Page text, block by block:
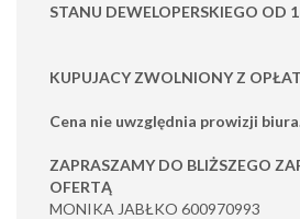
STANU DEWELOPERSKIEGO OD
KUPUJACY ZWOLNIONY Z
Cena nie uwzględnia prowizji
ZAPRASZAMY DO BLIŻSZEGO
OFERTĄ
MONIKA JABŁKO 600970993